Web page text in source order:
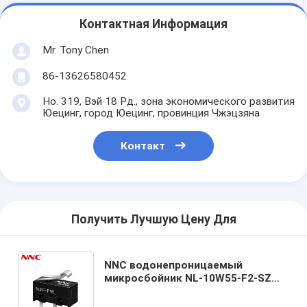
Контактная Информация
Mr. Tony Chen
86-13626580452
Но. 319, Вэй 18 Рд., зона экономического развития
Юецинг, город Юецинг, провинция Чжэцзяна
Контакт
Получить Лучшую Цену Для
NNC водонепроницаемый
микросбойник NL-10W55-F2-SZ